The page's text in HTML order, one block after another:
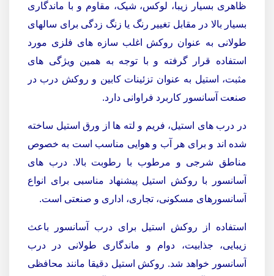
ظاهری بسیار زیبا، لوکس، شیک، مقاوم و با ماندگاری
بسیار بالا در مقابل تغییر رنگ یا زنگ زدگی برای سالهای
طولانی به عنوان روکش اغلب سازه های فلزی مورد
استفاده قرار گرفته و با توجه به همین ویژگی های
مثبت، استیل به عنوان تزئینات کابین و روکش درب در
صنعت آسانسور کاربرد فراوانی دارد.
در درب های استیل، فریم و لته ها از ورق استیل ساخته
شده اند و برای هر آب و هوایی مناسب است به خصوص
مناطق شرجی و مرطوب با رطوبت بالا. درب های
آسانسور با روکش استیل پیشنهاد مناسبی برای انواع
آسانسورهای مسکونی، تجاری، اداری و صنعتی است.
استفاده از روکش استیل برای درب آسانسور باعث
زیبایی، جذابیت، دوام و ماندگاری طولانی در درب
آسانسور خواهد شد. روکش استیل دقیقا مانند محافظی